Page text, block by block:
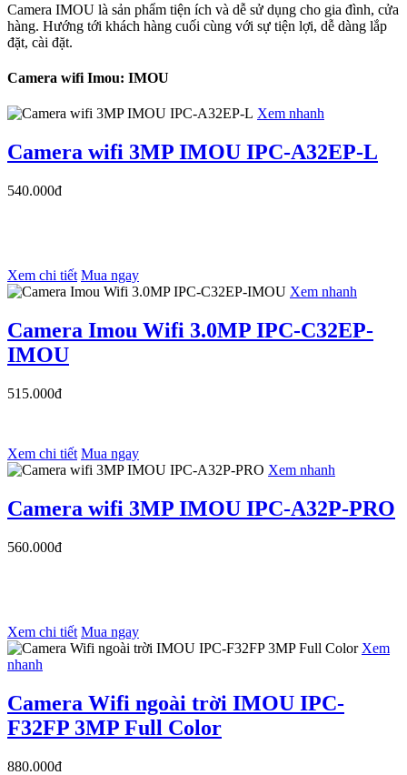
Camera IMOU là sản phẩm tiện ích và dễ sử dụng cho gia đình, cửa
hàng. Hướng tới khách hàng cuối cùng với sự tiện lợi, dễ dàng lắp
đặt, cài đặt.
Camera wifi Imou: IMOU
Xem nhanh
Camera wifi 3MP IMOU IPC-A32EP-L
540.000đ
Xem chi tiết Mua ngay
Xem nhanh
Camera Imou Wifi 3.0MP IPC-C32EP-
IMOU
515.000đ
Xem chi tiết Mua ngay
Xem nhanh
Camera wifi 3MP IMOU IPC-A32P-PRO
560.000đ
Xem chi tiết Mua ngay
Xem
nhanh
Camera Wifi ngoài trời IMOU IPC-
F32FP 3MP Full Color
880.000đ